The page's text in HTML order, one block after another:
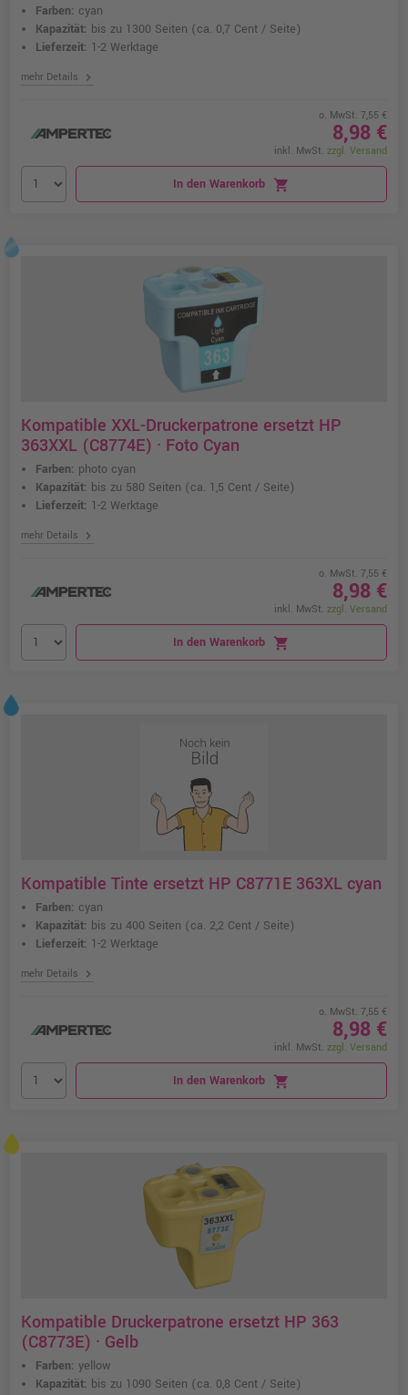
Farben: cyan
Kapazität: bis zu 1300 Seiten (ca. 0,7 Cent / Seite)
Lieferzeit: 1-2 Werktage
mehr Details chevron_right
o. MwSt. 7,55 €
8,98 €
inkl. MwSt. zzgl. Versand
In den Warenkorb shopping_cart
Kompatible XXL-Druckerpatrone ersetzt HP
363XXL (C8774E) · Foto Cyan
Farben: photo cyan
Kapazität: bis zu 580 Seiten (ca. 1,5 Cent / Seite)
Lieferzeit: 1-2 Werktage
mehr Details chevron_right
o. MwSt. 7,55 €
8,98 €
inkl. MwSt. zzgl. Versand
In den Warenkorb shopping_cart
Kompatible Tinte ersetzt HP C8771E 363XL cyan
Farben: cyan
Kapazität: bis zu 400 Seiten (ca. 2,2 Cent / Seite)
Lieferzeit: 1-2 Werktage
mehr Details chevron_right
o. MwSt. 7,55 €
8,98 €
inkl. MwSt. zzgl. Versand
In den Warenkorb shopping_cart
Kompatible Druckerpatrone ersetzt HP 363
(C8773E) · Gelb
Farben: yellow
Kapazität: bis zu 1090 Seiten (ca. 0,8 Cent / Seite)